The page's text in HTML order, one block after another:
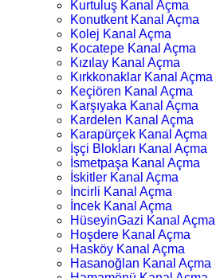
Kurtuluş Kanal Açma
Konutkent Kanal Açma
Kolej Kanal Açma
Kocatepe Kanal Açma
Kızılay Kanal Açma
Kırkkonaklar Kanal Açma
Keçiören Kanal Açma
Karşıyaka Kanal Açma
Kardelen Kanal Açma
Karapürçek Kanal Açma
İşçi Blokları Kanal Açma
İsmetpaşa Kanal Açma
İskitler Kanal Açma
İncirli Kanal Açma
İncek Kanal Açma
HüseyinGazi Kanal Açma
Hoşdere Kanal Açma
Hasköy Kanal Açma
Hasanoğlan Kanal Açma